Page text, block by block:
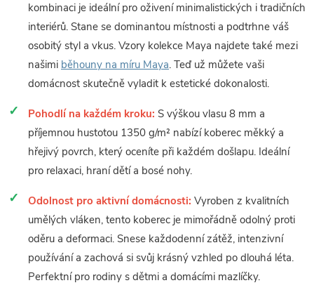
kombinaci je ideální pro oživení minimalistických i tradičních
interiérů. Stane se dominantou místnosti a podtrhne váš
osobitý styl a vkus. Vzory kolekce Maya najdete také mezi
našimi běhouny na míru Maya. Teď už můžete vaši
domácnost skutečně vyladit k estetické dokonalosti.
Pohodlí na každém kroku: S výškou vlasu 8 mm a
příjemnou hustotou 1350 g/m² nabízí koberec měkký a
hřejivý povrch, který oceníte při každém došlapu. Ideální
pro relaxaci, hraní dětí a bosé nohy.
Odolnost pro aktivní domácnosti: Vyroben z kvalitních
umělých vláken, tento koberec je mimořádně odolný proti
oděru a deformaci. Snese každodenní zátěž, intenzivní
používání a zachová si svůj krásný vzhled po dlouhá léta.
Perfektní pro rodiny s dětmi a domácími mazlíčky.